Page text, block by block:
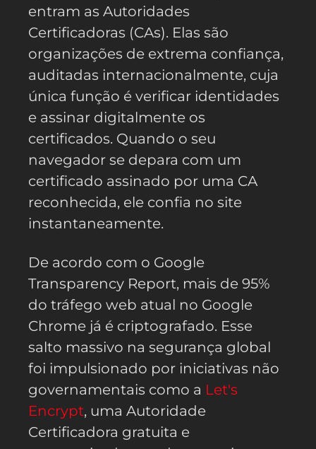
entram as Autoridades
Certificadoras (CAs). Elas são
organizações de extrema confiança,
auditadas internacionalmente, cuja
única função é verificar identidades
e assinar digitalmente os
certificados. Quando o seu
navegador se depara com um
certificado assinado por uma CA
reconhecida, ele confia no site
instantaneamente.
De acordo com o Google
Transparency Report, mais de 95%
do tráfego web atual no Google
Chrome já é criptografado. Esse
salto massivo na segurança global
foi impulsionado por iniciativas não
governamentais como a Let's
Encrypt, uma Autoridade
Certificadora gratuita e